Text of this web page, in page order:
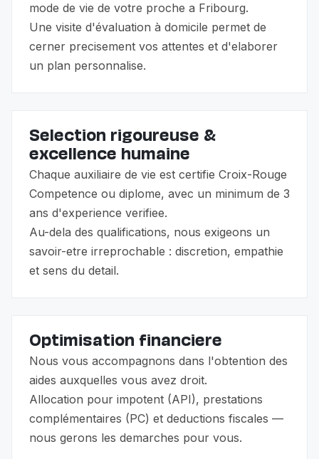
mode de vie de votre proche a Fribourg.
Une visite d'évaluation à domicile permet de
cerner precisement vos attentes et d'elaborer
un plan personnalise.
Selection rigoureuse &
excellence humaine
Chaque auxiliaire de vie est certifie Croix-Rouge
Competence ou diplome, avec un minimum de 3
ans d'experience verifiee.
Au-dela des qualifications, nous exigeons un
savoir-etre irreprochable : discretion, empathie
et sens du detail.
Optimisation financiere
Nous vous accompagnons dans l'obtention des
aides auxquelles vous avez droit.
Allocation pour impotent (API), prestations
complémentaires (PC) et deductions fiscales —
nous gerons les demarches pour vous.